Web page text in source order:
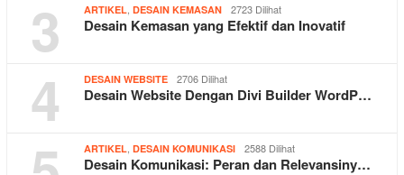
3 ARTIKEL DESAIN KEMASAN 2723 Dilihat
Desain Kemasan yang Efektif dan Inovatif
4 DESAIN WEBSITE 2706 Dilihat
Desain Website Dengan Divi Builder WordP…
ARTIKEL DESAIN KOMUNIKASI 2588 Dilihat
Desain Komunikasi: Peran dan Relevansiny…